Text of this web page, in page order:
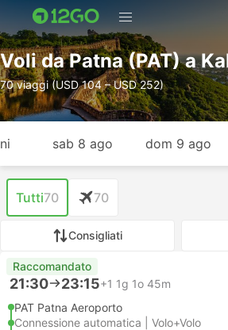
Voli da Patna (PAT) a
70 viaggi (USD 104 – USD 252)
sab 8 ago dom 9 ago
Tutti70 70
Consigliati
Raccomandato
21:30 23:15+1 1g 1o 45m
PAT Patna Aeroporto
Connessione automatica | Volo+Volo